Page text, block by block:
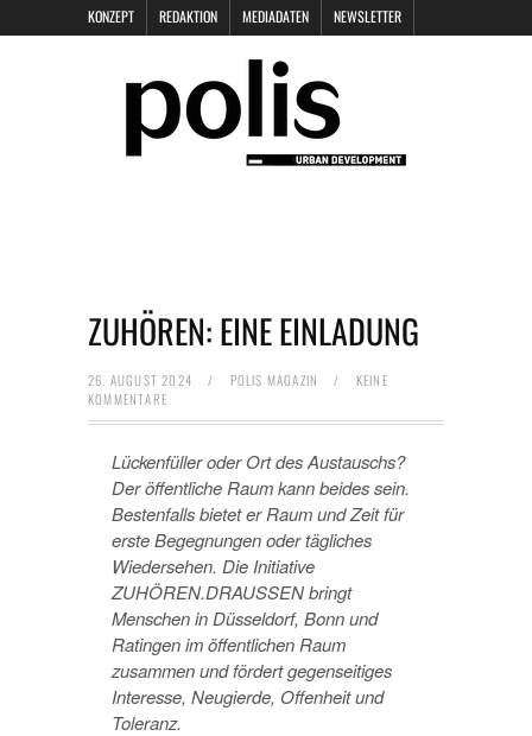
KONZEPT REDAKTION MEDIADATEN NEWSLETTER
DATENSCHUTZ
ZUHÖREN: EINE EINLADUNG
26. AUGUST 2024 / POLIS MAGAZIN /
KEINE
KOMMENTARE
Lückenfüller oder Ort des Austauschs?
Der öffentliche Raum kann beides sein.
Bestenfalls bietet er Raum und Zeit für
erste Begegnungen oder tägliches
Wiedersehen. Die Initiative
ZUHÖREN.DRAUSSEN bringt
Menschen in Düsseldorf, Bonn und
Ratingen im öffentlichen Raum
zusammen und fördert gegenseitiges
Interesse, Neugierde, Offenheit und
Toleranz.